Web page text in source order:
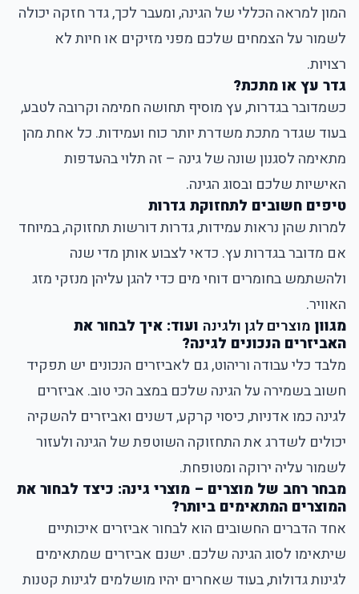
המון למראה הכללי של הגינה, ומעבר לכך, גדר חזקה יכולה
לשמור על הצמחים שלכם מפני מזיקים או חיות לא
רצויות.
גדר עץ או מתכת?
כשמדובר בגדרות, עץ מוסיף תחושה חמימה וקרובה לטבע,
בעוד שגדר מתכת משדרת יותר כוח ועמידות. כל אחת מהן
מתאימה לסגנון שונה של גינה – זה תלוי בהעדפות
האישיות שלכם ובסוג הגינה.
טיפים חשובים לתחזוקת גדרות
למרות שהן נראות עמידות, גדרות דורשות תחזוקה, במיוחד
אם מדובר בגדרות עץ. כדאי לצבוע אותן מדי שנה
ולהשתמש בחומרים דוחי מים כדי להגן עליהן מנזקי מזג
האוויר.
מגוון מוצרים לגן ולגינה ועוד: איך לבחור את
האביזרים הנכונים לגינה?
מלבד כלי עבודה וריהוט, גם לאביזרים הנכונים יש תפקיד
חשוב בשמירה על הגינה שלכם במצב הכי טוב. אביזרים
לגינה כמו אדניות, כיסוי קרקע, דשנים ואביזרים להשקיה
יכולים לשדרג את התחזוקה השוטפת של הגינה ולעזור
לשמור עליה ירוקה ומטופחת.
מבחר רחב של מוצרים – מוצרי גינה: כיצד לבחור את
המוצרים המתאימים ביותר?
אחד הדברים החשובים הוא לבחור אביזרים איכותיים
שיתאימו לסוג הגינה שלכם. ישנם אביזרים שמתאימים
לגינות גדולות, בעוד שאחרים יהיו מושלמים לגינות קטנות